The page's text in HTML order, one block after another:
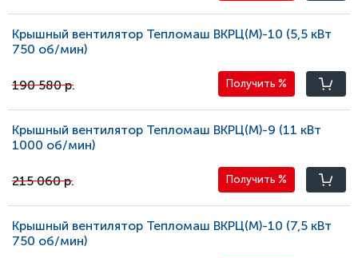
Крышный вентилятор Тепломаш ВКРЦ(М)-10 (5,5 кВт
750 oб/мин)
190 580 р. Получить %
Крышный вентилятор Тепломаш ВКРЦ(М)-9 (11 кВт
1000 oб/мин)
215 060 р. Получить %
Крышный вентилятор Тепломаш ВКРЦ(М)-10 (7,5 кВт
750 oб/мин)